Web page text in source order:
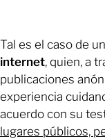
Tal es el caso de
internet, quien, a
publicaciones
experiencia
acuerdo con su
lugares públicos,